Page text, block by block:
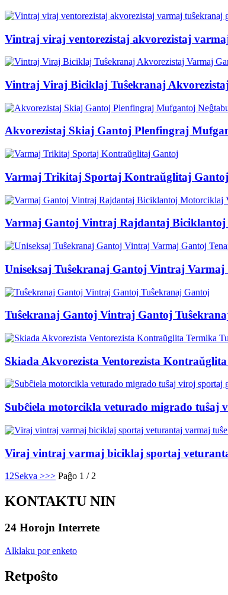
Vintraj viraj ventorezistaj akvorezistaj
Vintraj Viraj Biciklaj Tuŝekranaj
Akvorezistaj Skiaj Gantoj Plenfingraj
Varmaj Trikitaj Sportaj Kontraŭglitaj Gantoj
Varmaj Gantoj Vintraj Rajdantaj
Uniseksaj Tuŝekranaj Gantoj Vintraj
Tuŝekranaj Gantoj Vintraj Gantoj
Skiada Akvorezista Ventorezista
Subĉiela motorcikla veturado migrado
Viraj vintraj varmaj biciklaj sportaj
1 2Sekva >>> Paĝo 1 / 2
KONTAKTU NIN
24 Horojn Interrete
Alklaku por enketo
Retpoŝto